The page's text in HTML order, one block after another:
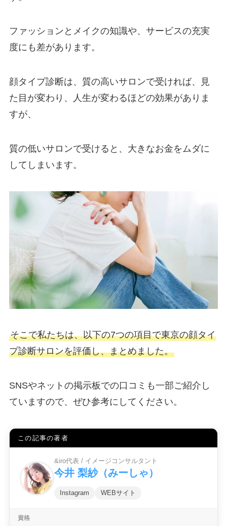
ファッションとメイクの知識や、サービスの充実
度にも差があります。
顔タイプ診断は、質の高いサロンで受ければ、見
た目が変わり、人生が変わるほどの効果がありま
すが、
質の低いサロンで受けると、大きなお金をムダに
してしまいます。
そこで私たちは、以下の7つの項目で東京の顔タイ
プ診断サロンを評価し、まとめました。
SNSやネットの掲示板での口コミも一部ご紹介し
ていますので、ぜひ参考にしてください。
この記事の著者
&iro代表 / イメージコンサルタント
今井 梨紗（みーしゃ）
Instagram WEBサイト